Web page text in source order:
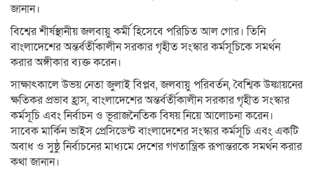
জানান।
বিশ্বের শীর্ষস্থানীয় জলবায়ু কর্মী হিসেবে পরিচিত আল গোর। তিনি
বাংলাদেশের অন্তর্বর্তীকালীন সরকার গৃহীত সংস্কার কর্মসূচিকে সমর্থন
করার অঙ্গীকার ব্যক্ত করেন।
সাক্ষাৎকালে উভয় নেতা জুলাই বিপ্লব, জলবায়ু পরিবর্তন, বৈশ্বিক উষ্ণায়নের
ক্ষতিকর প্রভাব হ্রাস, বাংলাদেশের অন্তর্বর্তীকালীন সরকার গৃহীত সংস্কার
কর্মসূচি এবং নির্বাচন ও ভূরাজনৈতিক বিষয় নিয়ে আলোচনা করেন।
সাবেক মার্কিন ভাইস প্রেসিডেন্ট বাংলাদেশের সংস্কার কর্মসূচি এবং একটি
অবাধ ও সুষ্ঠু নির্বাচনের মাধ্যমে দেশের গণতান্ত্রিক রূপান্তরকে সমর্থন করার
কথা জানান।